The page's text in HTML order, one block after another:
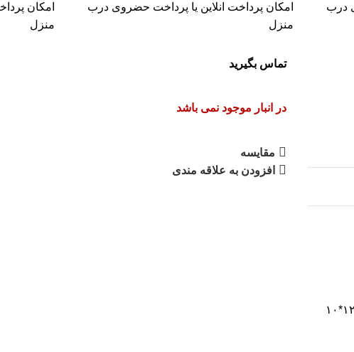
درب
امکان پرداخت انلاین یا پرداخت حضروی درب
منزل
امکان
منزل
اولین نفری باشید که دیدگاهی را ارسال می کنید برای “کیسه هوای (ایربگ) صندلی ماساژور ۱۲*۱۰
تماس بگیرید
در انبار موجود نمی باشد
مقایسه
افزودن به علاقه مندی